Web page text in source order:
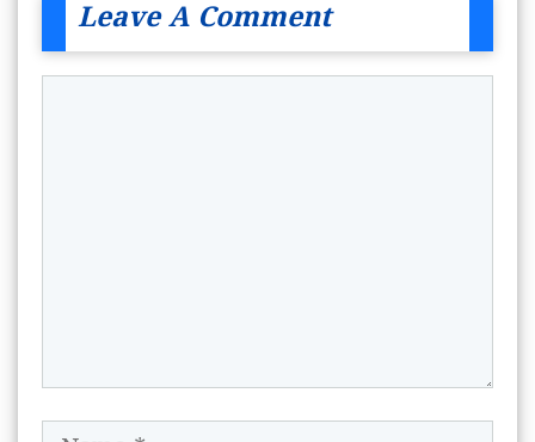
Leave A Comment